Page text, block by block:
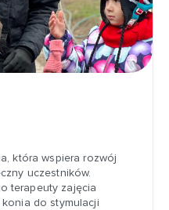
która wspiera rozwój
uczestników.
terapeuty zajęcia
do stymulacji